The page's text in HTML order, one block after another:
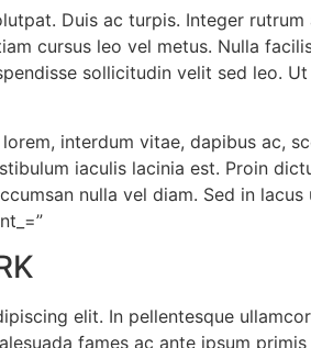
Duis ac turpis. Integer
cursus leo vel metus. Nulla
sollicitudin velit sed leo.
interdum vitae, dapibus ac,
iaculis lacinia est. Proin
nulla vel diam. Sed in
elit. In pellentesque
fames ac ante ipsum